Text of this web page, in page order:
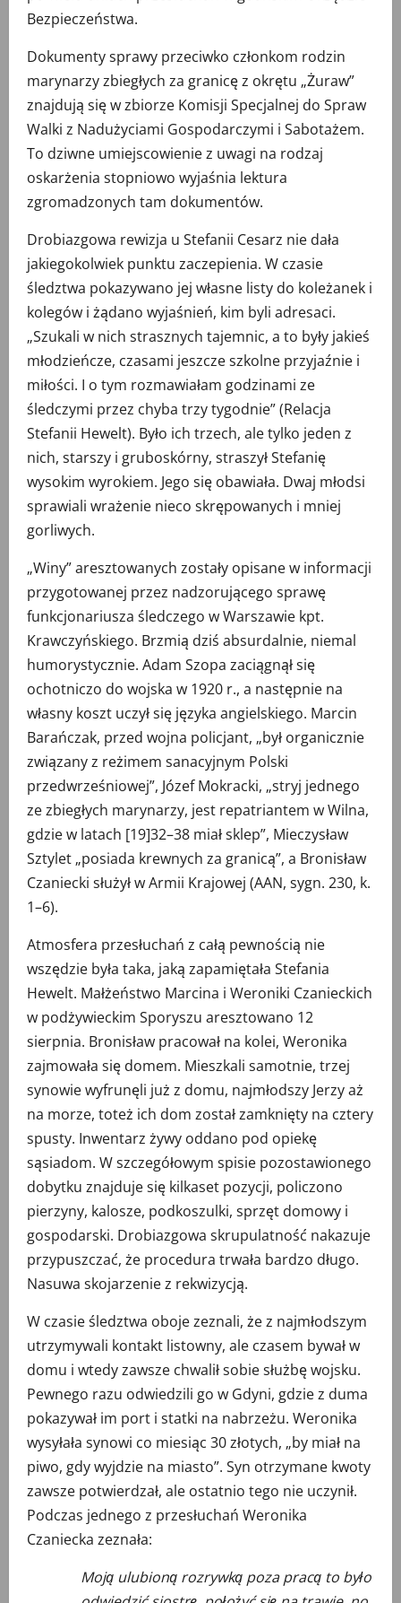
Bezpieczeństwa.
Dokumenty sprawy przeciwko członkom rodzin
marynarzy zbiegłych za granicę z okrętu „Żuraw”
znajdują się w zbiorze Komisji Specjalnej do Spraw
Walki z Nadużyciami Gospodarczymi i Sabotażem.
To dziwne umiejscowienie z uwagi na rodzaj
oskarżenia stopniowo wyjaśnia lektura
zgromadzonych tam dokumentów.
Drobiazgowa rewizja u Stefanii Cesarz nie dała
jakiegokolwiek punktu zaczepienia. W czasie
śledztwa pokazywano jej własne listy do koleżanek i
kolegów i żądano wyjaśnień, kim byli adresaci.
„Szukali w nich strasznych tajemnic, a to były jakieś
młodzieńcze, czasami jeszcze szkolne przyjaźnie i
miłości. I o tym rozmawiałam godzinami ze
śledczymi przez chyba trzy tygodnie” (Relacja
Stefanii Hewelt). Było ich trzech, ale tylko jeden z
nich, starszy i gruboskórny, straszył Stefanię
wysokim wyrokiem. Jego się obawiała. Dwaj młodsi
sprawiali wrażenie nieco skrępowanych i mniej
gorliwych.
„Winy” aresztowanych zostały opisane w informacji
przygotowanej przez nadzorującego sprawę
funkcjonariusza śledczego w Warszawie kpt.
Krawczyńskiego. Brzmią dziś absurdalnie, niemal
humorystycznie. Adam Szopa zaciągnął się
ochotniczo do wojska w 1920 r., a następnie na
własny koszt uczył się języka angielskiego. Marcin
Barańczak, przed wojna policjant, „był organicznie
związany z reżimem sanacyjnym Polski
przedwrześniowej”, Józef Mokracki, „stryj jednego
ze zbiegłych marynarzy, jest repatriantem w Wilna,
gdzie w latach [19]32–38 miał sklep”, Mieczysław
Sztylet „posiada krewnych za granicą”, a Bronisław
Czaniecki służył w Armii Krajowej (AAN, sygn. 230, k.
1–6).
Atmosfera przesłuchań z całą pewnością nie
wszędzie była taka, jaką zapamiętała Stefania
Hewelt. Małżeństwo Marcina i Weroniki Czanieckich
w podżywieckim Sporyszu aresztowano 12
sierpnia. Bronisław pracował na kolei, Weronika
zajmowała się domem. Mieszkali samotnie, trzej
synowie wyfrunęli już z domu, najmłodszy Jerzy aż
na morze, toteż ich dom został zamknięty na cztery
spusty. Inwentarz żywy oddano pod opiekę
sąsiadom. W szczegółowym spisie pozostawionego
dobytku znajduje się kilkaset pozycji, policzono
pierzyny, kalosze, podkoszulki, sprzęt domowy i
gospodarski. Drobiazgowa skrupulatność nakazuje
przypuszczać, że procedura trwała bardzo długo.
Nasuwa skojarzenie z rekwizycją.
W czasie śledztwa oboje zeznali, że z najmłodszym
utrzymywali kontakt listowny, ale czasem bywał w
domu i wtedy zawsze chwalił sobie służbę wojsku.
Pewnego razu odwiedzili go w Gdyni, gdzie z duma
pokazywał im port i statki na nabrzeżu. Weronika
wysyłała synowi co miesiąc 30 złotych, „by miał na
piwo, gdy wyjdzie na miasto”. Syn otrzymane kwoty
zawsze potwierdzał, ale ostatnio tego nie uczynił.
Podczas jednego z przesłuchań Weronika
Czaniecka zeznała:
Moją ulubioną rozrywką poza pracą to było